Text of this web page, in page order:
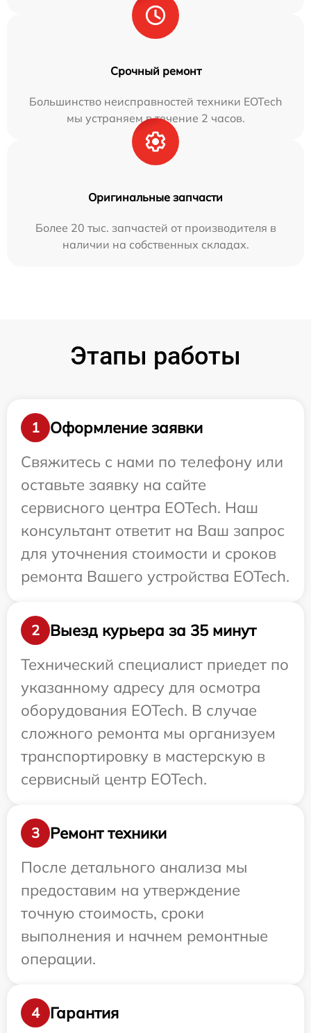
Срочный ремонт
Большинство неисправностей техники EOTech
мы устраняем в течение 2 часов.
Оригинальные запчасти
Более 20 тыс. запчастей от производителя в
наличии на собственных складах.
Этапы работы
1
Оформление заявки
Свяжитесь с нами по телефону или
оставьте заявку на сайте
сервисного центра EOTech. Наш
консультант ответит на Ваш запрос
для уточнения стоимости и сроков
ремонта Вашего устройства EOTech.
2
Выезд курьера за 35 минут
Технический специалист приедет по
указанному адресу для осмотра
оборудования EOTech. В случае
сложного ремонта мы организуем
транспортировку в мастерскую в
сервисный центр EOTech.
3
Ремонт техники
После детального анализа мы
предоставим на утверждение
точную стоимость, сроки
выполнения и начнем ремонтные
операции.
4 Гарантия